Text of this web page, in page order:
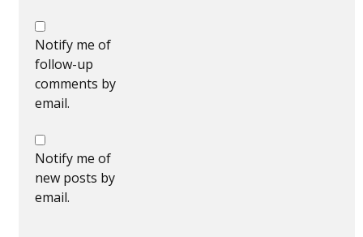
Notify me of
follow-up
comments by
email.
Notify me of
new posts by
email.